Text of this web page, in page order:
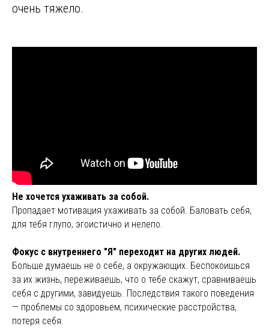
очень тяжело.
Не хочется ухаживать за собой.
Пропадает мотивация ухаживать за собой. Баловать себя,
для тебя глупо, эгоистично и нелепо.
Фокус с внутреннего "Я" переходит на других людей.
Больше думаешь не о себе, а окружающих. Беспокоишься
за их жизнь, переживаешь, что о тебе скажут, сравниваешь
себя с другими, завидуешь. Последствия такого поведения
— проблемы со здоровьем, психические расстройства,
потеря себя.